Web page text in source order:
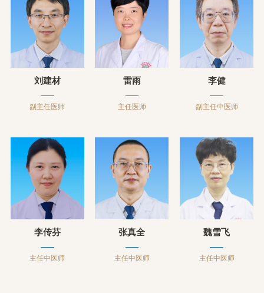
刘建材
副主任医师
雷雨
主任医师
李健
副主任中医师
李传芬
主任中医师
张真全
主任中医师
魏雪飞
主任中医师